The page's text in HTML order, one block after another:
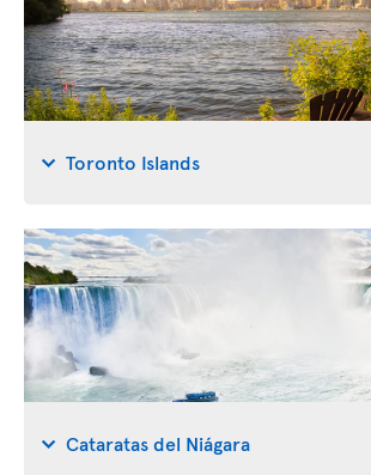
Toronto Islands
Cataratas del Niágara